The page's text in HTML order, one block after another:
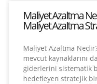
Maliyet Azaltma
Maliyet Azaltma
Maliyet Azaltma
mevcut kaynaklarını
giderlerini sistematik
hedefleyen stratejik